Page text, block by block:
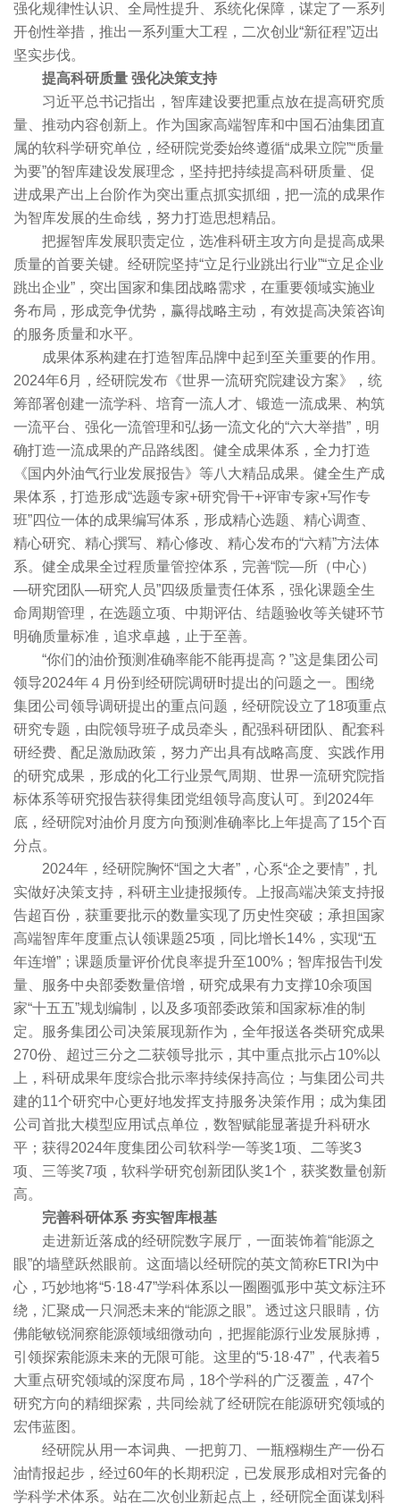
强化规律性认识、全局性提升、系统化保障，谋定了一系列
开创性举措，推出一系列重大工程，二次创业“新征程”迈出
坚实步伐。
提高科研质量 强化决策支持
习近平总书记指出，智库建设要把重点放在提高研究质
量、推动内容创新上。作为国家高端智库和中国石油集团直
属的软科学研究单位，经研院党委始终遵循“成果立院”“质量
为要”的智库建设发展理念，坚持把持续提高科研质量、促
进成果产出上台阶作为突出重点抓实抓细，把一流的成果作
为智库发展的生命线，努力打造思想精品。
把握智库发展职责定位，选准科研主攻方向是提高成果
质量的首要关键。经研院坚持“立足行业跳出行业”“立足企业
跳出企业”，突出国家和集团战略需求，在重要领域实施业
务布局，形成竞争优势，赢得战略主动，有效提高决策咨询
的服务质量和水平。
成果体系构建在打造智库品牌中起到至关重要的作用。
2024年6月，经研院发布《世界一流研究院建设方案》，统
筹部署创建一流学科、培育一流人才、锻造一流成果、构筑
一流平台、强化一流管理和弘扬一流文化的“六大举措”，明
确打造一流成果的产品路线图。健全成果体系，全力打造
《国内外油气行业发展报告》等八大精品成果。健全生产成
果体系，打造形成“选题专家+研究骨干+评审专家+写作专
班”四位一体的成果编写体系，形成精心选题、精心调查、
精心研究、精心撰写、精心修改、精心发布的“六精”方法体
系。健全成果全过程质量管控体系，完善“院—所（中心）
—研究团队—研究人员”四级质量责任体系，强化课题全生
命周期管理，在选题立项、中期评估、结题验收等关键环节
明确质量标准，追求卓越，止于至善。
“你们的油价预测准确率能不能再提高？”这是集团公司
领导2024年４月份到经研院调研时提出的问题之一。围绕
集团公司领导调研提出的重点问题，经研院设立了18项重点
研究专题，由院领导班子成员牵头，配强科研团队、配套科
研经费、配足激励政策，努力产出具有战略高度、实践作用
的研究成果，形成的化工行业景气周期、世界一流研究院指
标体系等研究报告获得集团党组领导高度认可。到2024年
底，经研院对油价月度方向预测准确率比上年提高了15个百
分点。
2024年，经研院胸怀“国之大者”，心系“企之要情”，扎
实做好决策支持，科研主业捷报频传。上报高端决策支持报
告超百份，获重要批示的数量实现了历史性突破；承担国家
高端智库年度重点认领课题25项，同比增长14%，实现“五
年连增”；课题质量评价优良率提升至100%；智库报告刊发
量、服务中央部委数量倍增，研究成果有力支撑10余项国
家“十五五”规划编制，以及多项部委政策和国家标准的制
定。服务集团公司决策展现新作为，全年报送各类研究成果
270份、超过三分之二获领导批示，其中重点批示占10%以
上，科研成果年度综合批示率持续保持高位；与集团公司共
建的11个研究中心更好地发挥支持服务决策作用；成为集团
公司首批大模型应用试点单位，数智赋能显著提升科研水
平；获得2024年度集团公司软科学一等奖1项、二等奖3
项、三等奖7项，软科学研究创新团队奖1个，获奖数量创新
高。
完善科研体系 夯实智库根基
走进新近落成的经研院数字展厅，一面装饰着“能源之
眼”的墙壁跃然眼前。这面墙以经研院的英文简称ETRI为中
心，巧妙地将“5·18·47”学科体系以一圈圈弧形中英文标注环
绕，汇聚成一只洞悉未来的“能源之眼”。透过这只眼睛，仿
佛能敏锐洞察能源领域细微动向，把握能源行业发展脉搏，
引领探索能源未来的无限可能。这里的“5·18·47”，代表着5
大重点研究领域的深度布局，18个学科的广泛覆盖，47个
研究方向的精细探索，共同绘就了经研院在能源研究领域的
宏伟蓝图。
经研院从用一本词典、一把剪刀、一瓶糨糊生产一份石
油情报起步，经过60年的长期积淀，已发展形成相对完备的
学科学术体系。站在二次创业新起点上，经研院全面谋划科